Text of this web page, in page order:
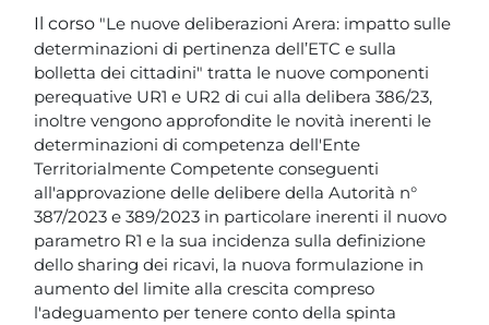
Il corso "Le nuove deliberazioni Arera: impatto sulle
determinazioni di pertinenza dell’ETC e sulla
bolletta dei cittadini" tratta le nuove componenti
perequative UR1 e UR2 di cui alla delibera 386/23,
inoltre vengono approfondite le novità inerenti le
determinazioni di competenza dell'Ente
Territorialmente Competente conseguenti
all'approvazione delle delibere della Autorità n°
387/2023 e 389/2023 in particolare inerenti il nuovo
parametro R1 e la sua incidenza sulla definizione
dello sharing dei ricavi, la nuova formulazione in
aumento del limite alla crescita compreso
l'adeguamento per tenere conto della spinta